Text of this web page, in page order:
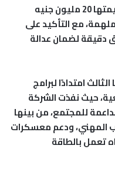
ورصدت الشركة جوائز مالية تتجاوز قيمتها 20 مليون جنيه
مع التأكيد على
دقيقة لضمان عدالة
امتدادًا لبرامج
حيث نفذت الشركة
للمجتمع، من بينها
المهني، ودعم معسكرات
تعمل بالطاقة